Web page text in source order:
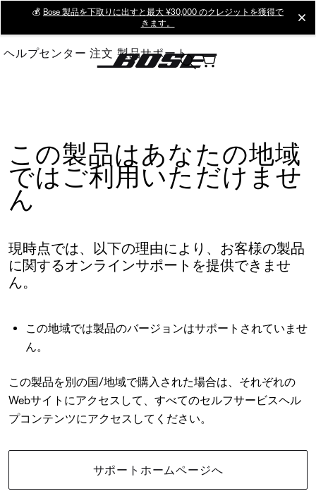
Main
💰 Bose 製品を下取りに出すと最大 ¥30,000 のクレジットを獲得で
きます。
ヘルプセンター 注文 製品サポート
この製品はあなたの地域
ではご利用いただけませ
ん
現時点では、以下の理由により、お客様の製品
に関するオンラインサポートを提供できませ
ん。
この地域では製品のバージョンはサポートされていませ
ん。
この製品を別の国/地域で購入された場合は、それぞれの
Webサイトにアクセスして、すべてのセルフサービスヘル
プコンテンツにアクセスしてください。
サポートホームページへ